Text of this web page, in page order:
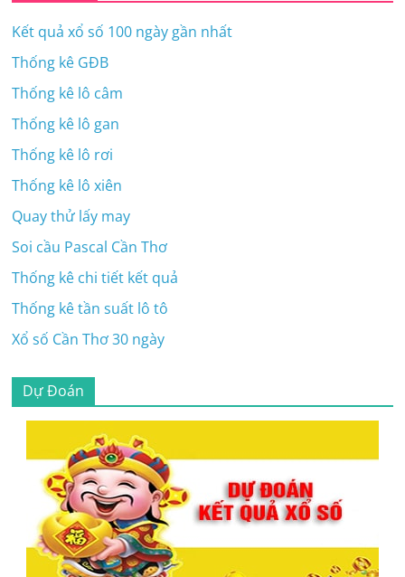
Kết quả xổ số 100 ngày gần nhất
Thống kê GĐB
Thống kê lô câm
Thống kê lô gan
Thống kê lô rơi
Thống kê lô xiên
Quay thử lấy may
Soi cầu Pascal Cần Thơ
Thống kê chi tiết kết quả
Thống kê tần suất lô tô
Xổ số Cần Thơ 30 ngày
Dự Đoán